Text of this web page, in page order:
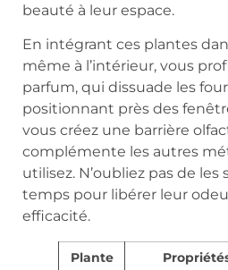
beauté à leur espace.
En intégrant ces plantes
même à l’intérieur, vous
parfum, qui dissuade les
positionnant près des
vous créez une barrière
complémente les autres
utilisez. N’oubliez pas de
temps pour libérer leur
efficacité.
Plante